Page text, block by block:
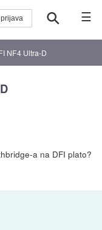
☰
NF4 Ultra-D
a na DFI plato?